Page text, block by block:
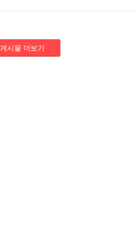
게시물 더보기